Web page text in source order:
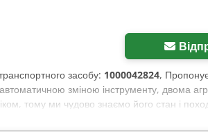
12 позиціями 1 бічний магазин для
у його фактичному та юридичному стані
Покупець має право оглянути товар перед
на місці призначення. Зовнішня
засобу: 1000042824,
зміною інструменту, двома
тому ми чудово знаємо його стан і